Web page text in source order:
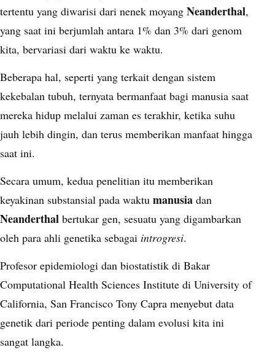
tertentu yang diwarisi dari nenek moyang Neanderthal,
yang saat ini berjumlah antara 1% dan 3% dari genom
kita, bervariasi dari waktu ke waktu.
Beberapa hal, seperti yang terkait dengan sistem
kekebalan tubuh, ternyata bermanfaat bagi manusia saat
mereka hidup melalui zaman es terakhir, ketika suhu
jauh lebih dingin, dan terus memberikan manfaat hingga
saat ini.
Secara umum, kedua penelitian itu memberikan
keyakinan substansial pada waktu manusia dan
Neanderthal bertukar gen, sesuatu yang digambarkan
oleh para ahli genetika sebagai introgresi.
Profesor epidemiologi dan biostatistik di Bakar
Computational Health Sciences Institute di University of
California, San Francisco Tony Capra menyebut data
genetik dari periode penting dalam evolusi kita ini
sangat langka.